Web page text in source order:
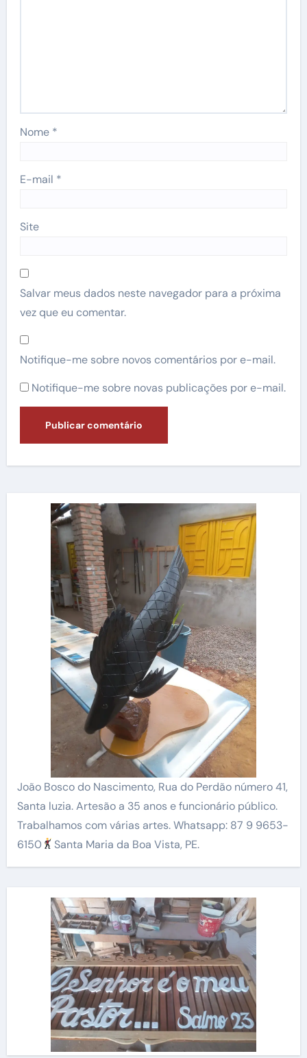
Nome *
E-mail *
Site
Salvar meus dados neste navegador para a próxima
vez que eu comentar.
Notifique-me sobre novos comentários por e-mail.
Notifique-me sobre novas publicações por e-mail.
João Bosco do Nascimento, Rua do Perdão número 41,
Santa luzia. Artesão a 35 anos e funcionário público.
Trabalhamos com várias artes. Whatsapp: 87 9 9653-
6150
Santa Maria da Boa Vista, PE.